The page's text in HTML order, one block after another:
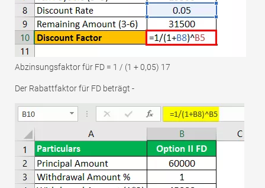
Abzinsungsfaktor für FD = 1 / (1 + 0,05) 17
Der Rabattfaktor für FD beträgt -